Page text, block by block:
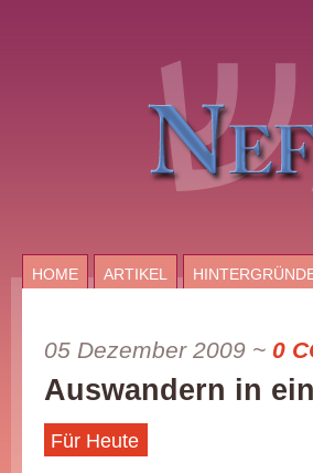
HOME ARTIKEL
05 Dezember 2009 ~ 0
Auswandern in
Für Heute